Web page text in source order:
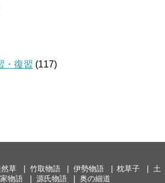
・復習 (117)
草 竹取物語 伊勢物語 枕草子
土
物語 源氏物語 奥の細道